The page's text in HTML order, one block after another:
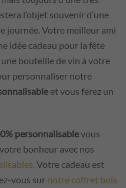
l’objet souvenir d’une
journée. Votre meilleur ami
idée cadeau pour la fête
bouteille de vin à votre
personnaliser notre
et vous ferez un
personnalisablevous
bonheur avec nos
Votre cadeau est
vous sur notre coffret bois